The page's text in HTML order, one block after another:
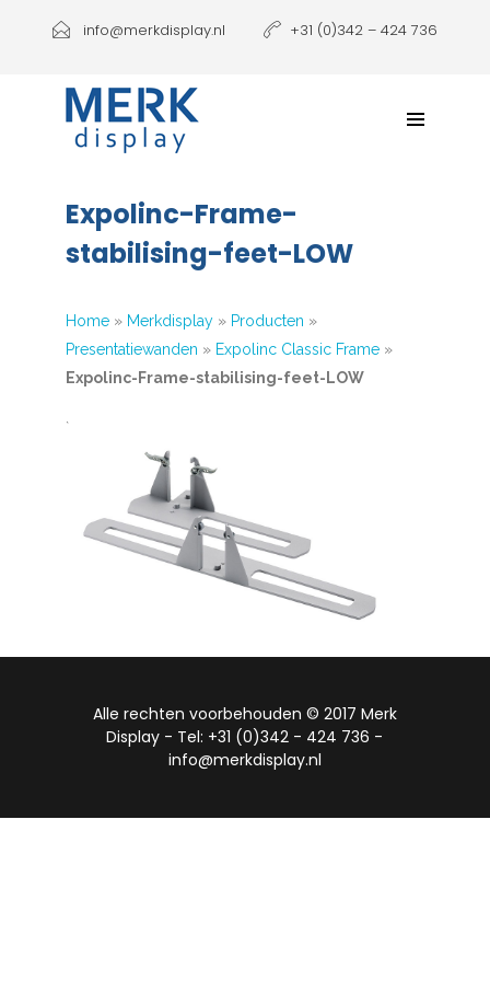
Producten
Klantbeleving
info@merkdisplay.nl +31 (0)342 – 424 736
Expolinc-Frame-
stabilising-feet-LOW
Home» Merkdisplay» Producten »
Presentatiewanden » Expolinc Classic Frame»
Expolinc-Frame-stabilising-feet-LOW
`
Alle rechten voorbehouden © 2017 Merk
Display - Tel: +31 (0)342 - 424 736 -
info@merkdisplay.nl